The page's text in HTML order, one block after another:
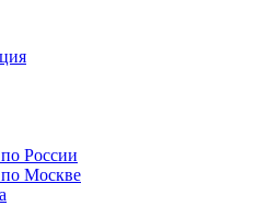
России
по Москве